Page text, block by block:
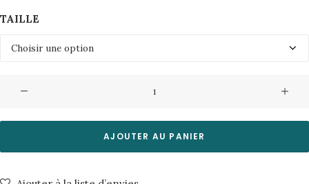
TAILLE
Jeans
Jackson-
AJOUTER AU PANIER